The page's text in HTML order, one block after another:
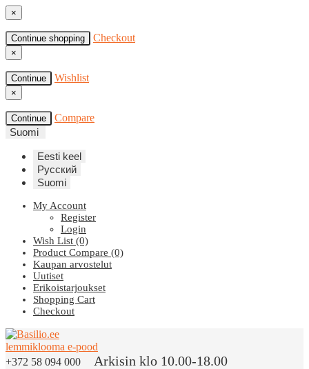
×
Continue shopping Checkout
×
Continue Wishlist
×
Continue
Compare
Suomi
Eesti keel
Русский
Suomi
My Account
Register
Login
Wish List (0)
Product Compare (0)
Kaupan arvostelut
Uutiset
Erikoistarjoukset
Shopping Cart
Checkout
+372 58 094 000 Arkisin klo 10.00-18.00